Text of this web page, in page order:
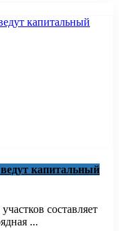
капитальный
составляет
...